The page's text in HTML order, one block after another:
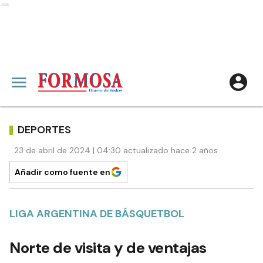
Ads
DEPORTES
23 de abril de 2024 | 04:30 actualizado hace 2 años
Añadir como fuente en
LIGA ARGENTINA DE BÁSQUETBOL
Norte de visita y de ventajas